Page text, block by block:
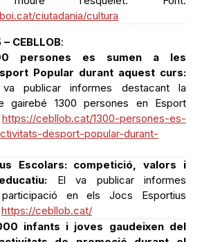
persones es sumen a les
publicar informes destacant la
gairebé 1300 persones en Esport
https://cebllob.cat/1300-persones-es-
desport-popular-durant-
Escolars: competició, valors i
El va publicar informes
en els Jocs Esportius
https://cebllob.cat/
infants i joves gaudeixen del
de promoció durant el
El CEBLLOB va publicar informes
de prop de 24.000 infants i